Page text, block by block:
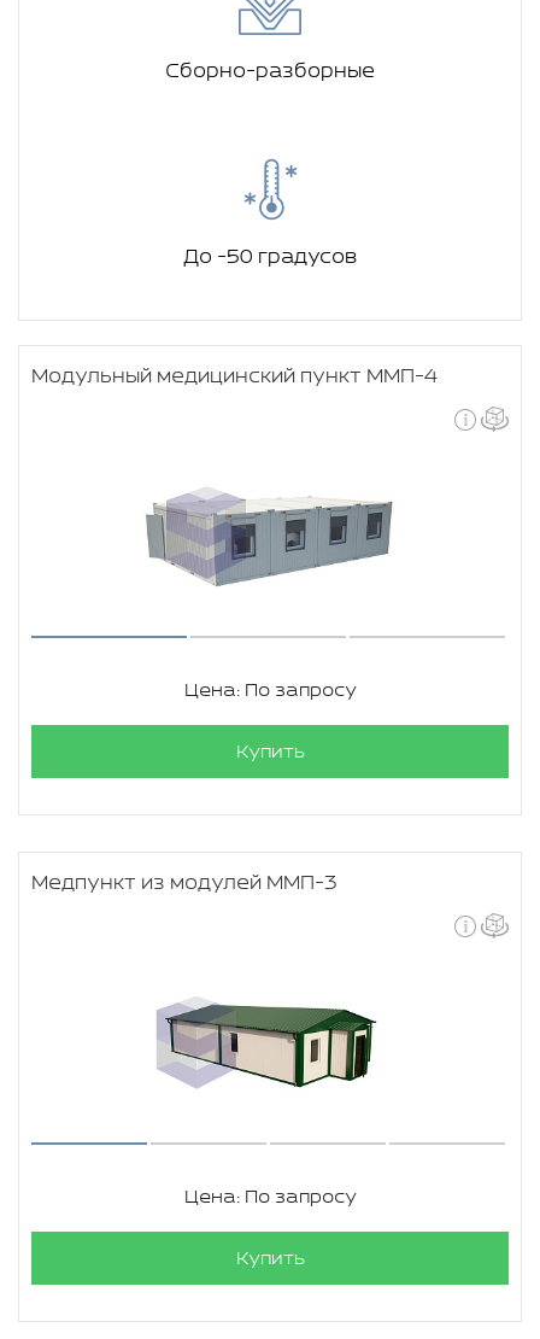
Сборно-разборные
До -50 градусов
Модульный медицинский пункт ММП-4
Цена: По запросу
Купить
Медпункт из модулей ММП-3
Цена: По запросу
Купить